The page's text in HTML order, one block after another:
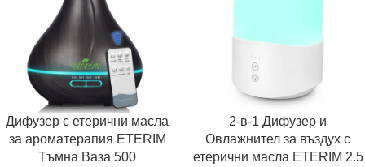
Дифузер с етерични масла
за ароматерапия ETERIM
Тъмна Ваза 500
2-в-1 Дифузер и
Овлажнител за въздух с
етерични масла ETERIM 2.5